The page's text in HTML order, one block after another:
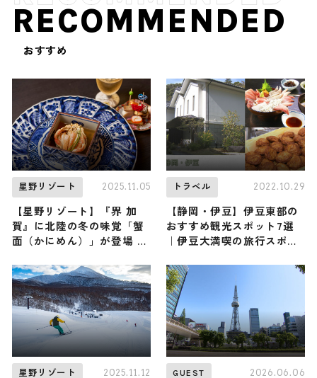
RECOMMENDED
おすすめ
星野リゾート 2025.11.05
【星野リゾート】『界 加
賀』に北陸の冬の味覚「蟹
面（かにめん）」が登場 /
建築「べんがらラウンジ」
で華やかなひとときを
トラベル 2022.10.29
【静岡・伊豆】伊豆東部の
おすすめ観光スポット7選
｜伊豆大満喫の旅行スポッ
星野リゾート 2025.11.12 GUEST 2026.06.06